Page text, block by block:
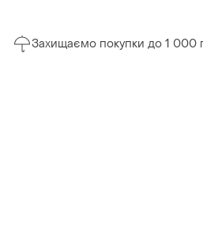
Захищаємо покупки до 1 000